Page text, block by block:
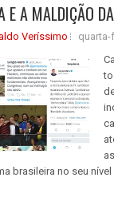
E A MALDIÇÃO
Veríssimo quarta-
brasileira no seu nível